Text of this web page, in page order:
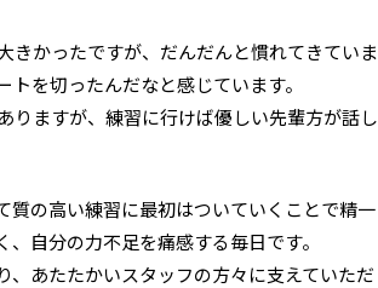
きかったですが、だんだんと慣れてきていま
を切ったんだなと感じています。
りますが、練習に行けば優しい先輩方が話し
質の高い練習に最初はついていくことで精一
自分の力不足を痛感する毎日です。
あたたかいスタッフの方々に支えていただ